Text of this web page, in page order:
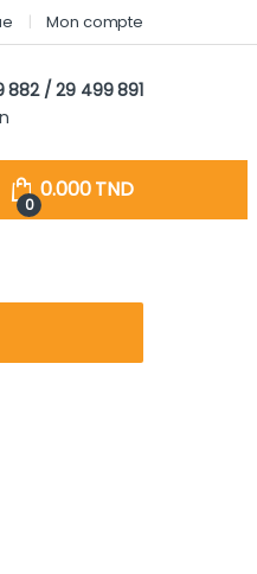
Mon compte
882 / 29 499 891
0
0.000TND